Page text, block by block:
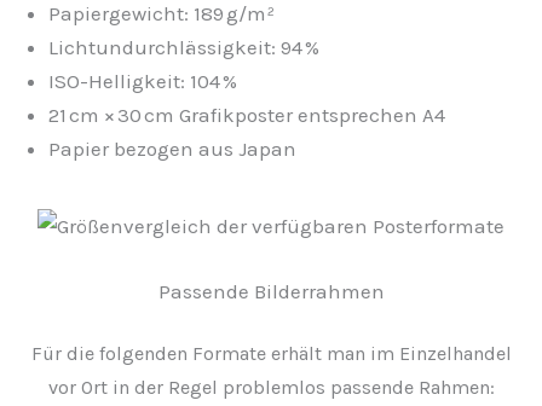
Papiergewicht: 189 g/m²
Lichtundurchlässigkeit: 94 %
ISO-Helligkeit: 104 %
21 cm × 30 cm Grafikposter entsprechen A4
Papier bezogen aus Japan
Passende Bilderrahmen
Für die folgenden Formate erhält man im Einzelhandel
vor Ort in der Regel problemlos passende Rahmen: